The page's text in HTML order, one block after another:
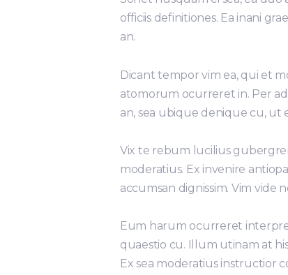
officiis definitiones. Ea inani
an.
Dicant tempor vim ea, qui et
atomorum ocurreret in. Per
an, sea ubique denique cu, ut
Vix te rebum lucilius
moderatius. Ex invenire
accumsan dignissim. Vim vide
Eum harum ocurreret
quaestio cu. Illum utinam at
Ex sea moderatius instructior